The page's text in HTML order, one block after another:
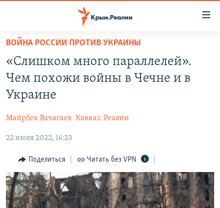
Вернуться
основному
содержанию
Вернутся
главной
навигации
Вернутся
поиску
11 ЛЕТ ОККУПАЦИИ КРЫМА. 11 ИСТОРИЙ СОПРОТИВЛЕНИЯ
ВОДА
ЕЩЕ
ИНТЕРАКТИВ
ИНФОГРАФИКА
ТЕЛЕПРОЕКТ КРЫМ.РЕАЛИИ
СОВЕТЫ ПРАВОЗАЩИТНИКОВ
РАДІО СВОБОДА
КАК ОБОЙТИ БЛОКИРОВКУ
Українською
Qırımtatar
ВОЙНА РОССИИ ПРОТИВ УКРАИНЫ
«Слишком много параллелей».
Чем похожи войны в Чечне и в
Украине
Майрбек Вачагаев Кавказ. Реалии
22 июля 2022, 16:23
Поделиться Читать без VPN